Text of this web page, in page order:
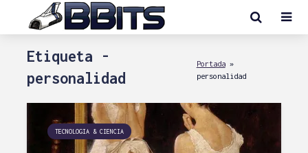
Etiqueta -
personalidad
Portada»
personalidad
TECNOLOGIA & CIENCIA